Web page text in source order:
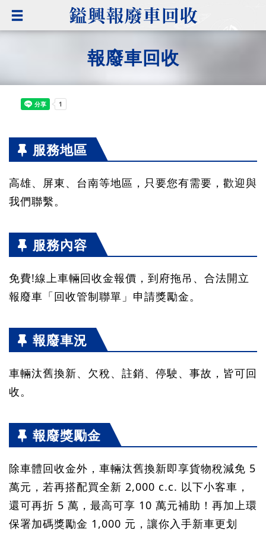
報廢車回收
服務地區
高雄、屏東、台南等地區，只要您有需要，歡迎與
我們聯繫。
服務內容
免費!線上車輛回收金報價，到府拖吊、合法開立
報廢車「回收管制聯單」申請獎勵金。
報廢車況
車輛汰舊換新、欠稅、註銷、停駛、事故，皆可回
收。
報廢獎勵金
除車體回收金外，車輛汰舊換新即享貨物稅減免 5
萬元，若再搭配買全新 2,000 c.c. 以下小客車，
還可再折 5 萬，最高可享 10 萬元補助！再加上環
保署加碼獎勵金 1,000 元，讓你入手新車更划